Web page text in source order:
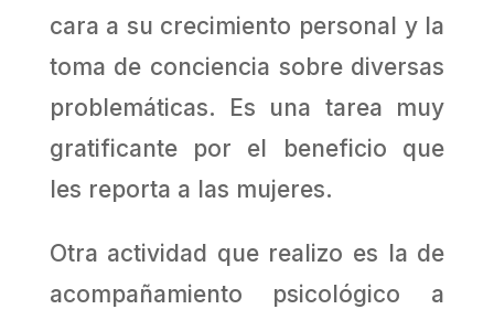
cara a su crecimiento personal y la
toma de conciencia sobre diversas
problemáticas. Es una tarea muy
gratificante por el beneficio que
les reporta a las mujeres.
Otra actividad que realizo es la de
acompañamiento psicológico a